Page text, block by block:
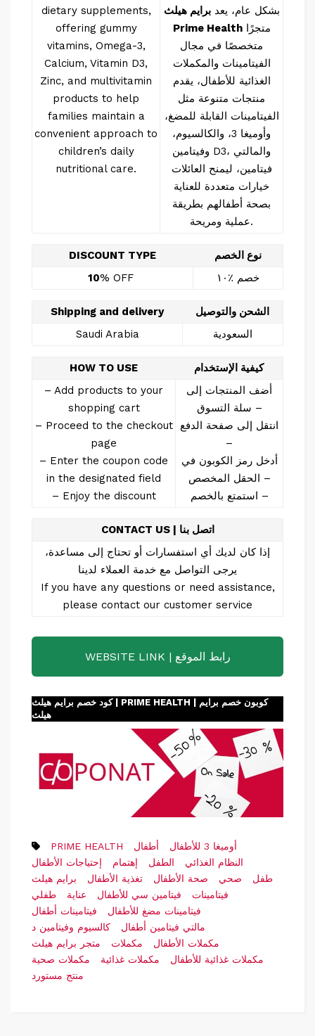
dietary supplements,
offering gummy
vitamins, Omega-3,
Calcium, Vitamin D3,
Zinc, and multivitamin
products to help
families maintain a
convenient approach to
children’s daily
nutritional care.
بشكل عام، يعدبرايم هيلث
Prime Healthمتجرًا
متخصصًا في مجال
الفيتامينات والمكملات
الغذائية للأطفال، يقدم
منتجات متنوعة مثل
الفيتامينات القابلة للمضغ،
وأوميغا 3، والكالسيوم،
وفيتامين D3، والمالتي
فيتامين، ليمنح العائلات
خيارات متعددة للعناية
بصحة أطفالهم بطريقة
عملية ومريحة.
DISCOUNT TYPE
نوع الخصم
10% OFF خصم ٪١٠
Shipping and delivery
الشحن والتوصيل
Saudi Arabia
السعودية
HOW TO USE
كيفية الإستخدام
– Add products to your
shopping cart
– Proceed to the checkout
page
– Enter the coupon code
in the designated field
– Enjoy the discount
أضف المنتجات إلى
سلة التسوق –
انتقل إلى صفحة الدفع
–
أدخل رمز الكوبون في
الحقل المخصص –
استمتع بالخصم –
CONTACT US | اتصل بنا
إذا كان لديك أي استفسارات أو تحتاج إلى مساعدة،
يرجى التواصل مع خدمة العملاء لدينا
If you have any questions or need assistance,
please contact our customer service
WEBSITE LINK | رابط الموقع
كود خصم برايم هيلث | PRIME HEALTH | كوبون خصم برايم
هيلث
PRIME HEALTH أطفال
أوميغا 3 للأطفال
إحتياجات الأطفال
إهتمام الطفل
النظام الغذائي
برايم هيلث
تغذية الأطفال صحة الأطفال صحي
طفل
طفلي
عناية فيتامين سي للأطفال
فيتامينات
فيتامينات أطفال
فيتامينات مضغ للأطفال
كالسيوم وفيتامين د
مالتي فيتامين أطفال
متجر برايم هيلث
مكملات
مكملات الأطفال
مكملات صحية
مكملات غذائية
مكملات غذائية للأطفال
منتج مستورد